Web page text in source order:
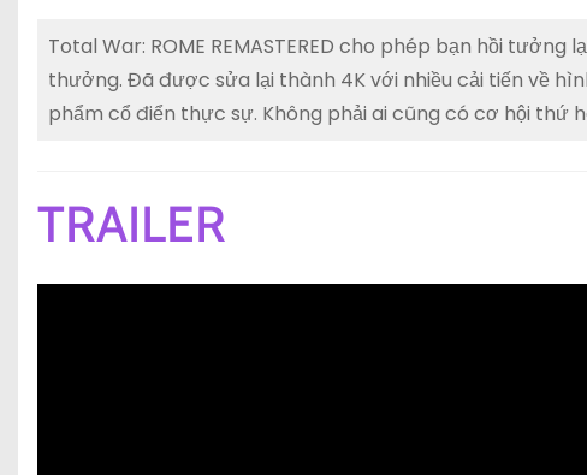
Total War: ROME REMASTERED cho phép bạn hồi
thưởng. Đã được sửa lại thành 4K với nhiều cải tiến về
phẩm cổ điển thực sự. Không phải ai cũng có cơ hội thứ
TRAILER